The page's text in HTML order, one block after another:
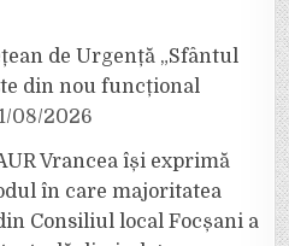
de Urgență „Sfântul
din nou funcțional
08/2026
Vrancea își exprimă
în care majoritatea
Consiliul local Focșani a